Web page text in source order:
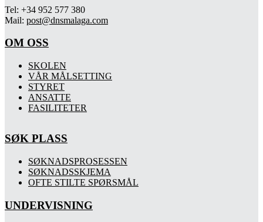
Tel: +34 952 577 380
Mail: post@dnsmalaga.com
OM OSS
SKOLEN
VÅR MÅLSETTING
STYRET
ANSATTE
FASILITETER
SØK PLASS
SØKNADSPROSESSEN
SØKNADSSKJEMA
OFTE STILTE SPØRSMÅL
UNDERVISNING